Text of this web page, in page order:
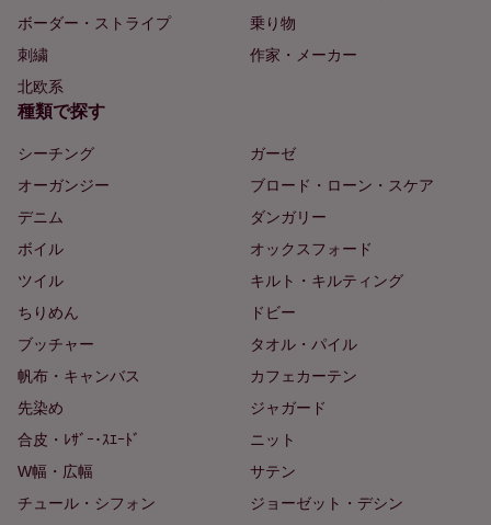
ボーダー・ストライプ
乗り物
刺繍
作家・メーカー
北欧系
種類で探す
シーチング
ガーゼ
オーガンジー
ブロード・ローン・スケア
デニム
ダンガリー
ボイル
オックスフォード
ツイル
キルト・キルティング
ちりめん
ドビー
ブッチャー
タオル・パイル
帆布・キャンバス
カフェカーテン
先染め
ジャガード
合皮・ﾚｻﾞｰ･ｽｴｰﾄﾞ
ニット
W幅・広幅
サテン
チュール・シフォン
ジョーゼット・デシン